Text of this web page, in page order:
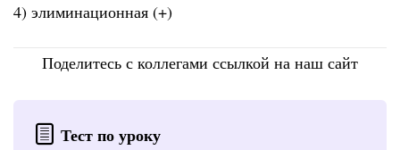
4) элиминационная (+)
Поделитесь с коллегами ссылкой на наш сайт
Тест по уроку